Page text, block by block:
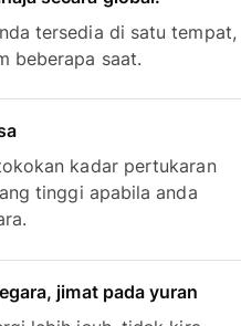
tersedia di satu tempat,
beberapa saat.
kadar pertukaran
tinggi apabila anda
jimat pada yuran